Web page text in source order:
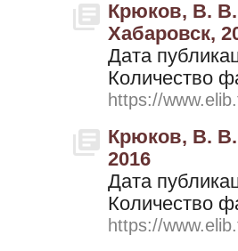
Крюков, В.
Хабаровск,
Дата
Количество
https://
Крюков, В. В.
2016
Дата
Количество
https://